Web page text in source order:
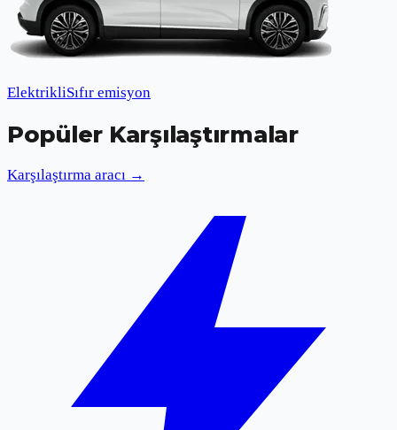
ElektrikliSıfır emisyon
Popüler Karşılaştırmalar
Karşılaştırma aracı →